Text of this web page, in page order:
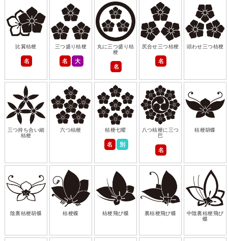
比翼桔梗
名
三つ盛り桔梗
名 大
丸に三つ盛り桔
梗
名
尻合せ三つ桔梗
名
頭わせ三つ桔梗
三つ持ち合い細
桔梗
六つ桔梗 桔梗七曜
名 別
八つ桔梗に三つ
巴
名
桔梗胡蝶
陰裏桔梗胡蝶 桔梗蝶 桔梗飛び蝶 裏桔梗飛び蝶
中陰裏桔梗飛び
蝶